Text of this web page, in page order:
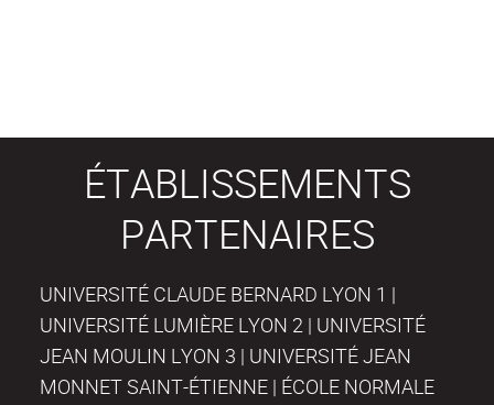
ÉTABLISSEMENTS
PARTENAIRES
UNIVERSITÉ CLAUDE BERNARD LYON 1 |
UNIVERSITÉ LUMIÈRE LYON 2 | UNIVERSITÉ
JEAN MOULIN LYON 3 | UNIVERSITÉ JEAN
MONNET SAINT-ÉTIENNE | ÉCOLE NORMALE